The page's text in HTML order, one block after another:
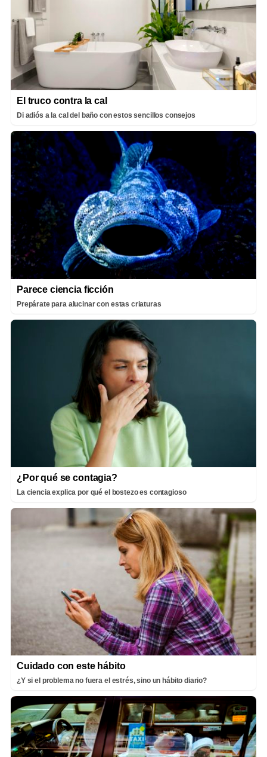
El truco contra la cal
Di adiós a la cal del baño con estos sencillos consejos
Parece ciencia ficción
Prepárate para alucinar con estas criaturas
¿Por qué se contagia?
La ciencia explica por qué el bostezo es contagioso
Cuidado con este hábito
¿Y si el problema no fuera el estrés, sino un hábito diario?